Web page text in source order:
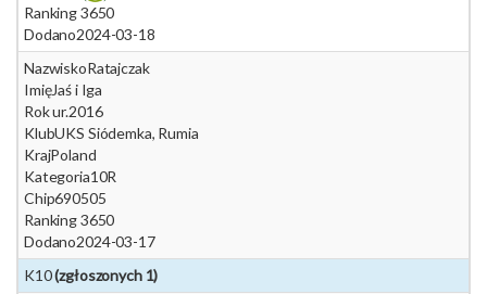
Ranking 3650
Dodano2024-03-18
NazwiskoRatajczak
ImięJaś i Iga
Rok ur.2016
KlubUKS Siódemka, Rumia
KrajPoland
Kategoria10R
Chip690505
Ranking 3650
Dodano2024-03-17
K10(zgłoszonych 1)